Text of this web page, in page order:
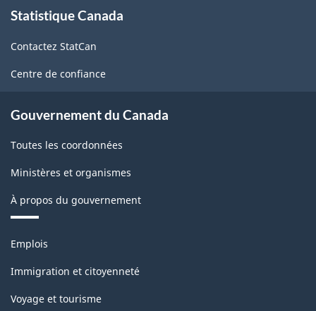
des
13.68
propos
ce
site
Statistique Canada
Contactez StatCan
Centre de confiance
Gouvernement du Canada
Toutes les coordonnées
Ministères et organismes
À propos du gouvernement
Thèmes
sujets
Emplois
Immigration et citoyenneté
Voyage et tourisme